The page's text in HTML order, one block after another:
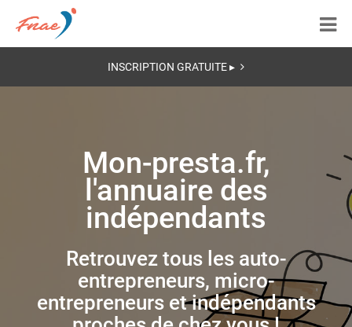
INSCRIPTION GRATUITE ▸
Mon-presta.fr,
l'annuaire des
indépendants
Retrouvez tous les auto-
entrepreneurs, micro-
entrepreneurs et indépendants